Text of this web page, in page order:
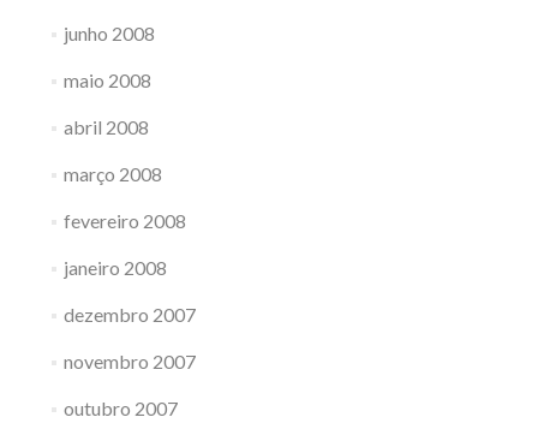
junho 2008
maio 2008
abril 2008
março 2008
fevereiro 2008
janeiro 2008
dezembro 2007
novembro 2007
outubro 2007